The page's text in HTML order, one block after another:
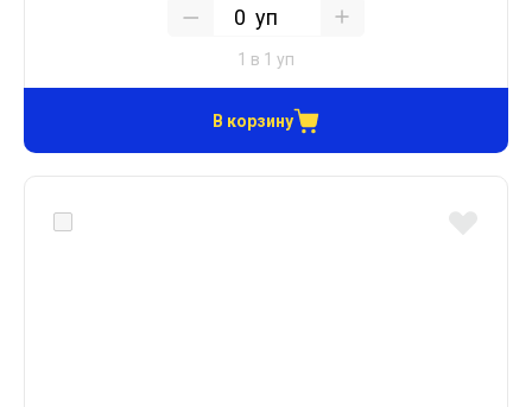
уп
1 в 1 уп
В корзину